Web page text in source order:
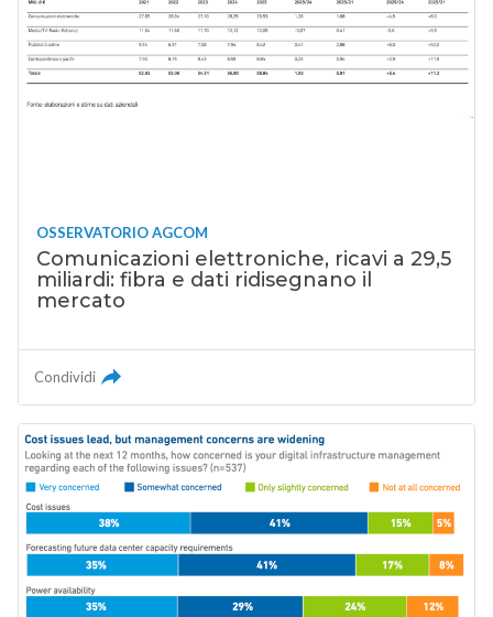
OSSERVATORIO AGCOM
Comunicazioni elettroniche, ricavi a 29,5
miliardi: fibra e dati ridisegnano il
mercato
Condividi